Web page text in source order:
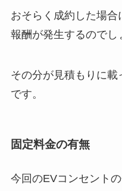
おそらく成約した場
報酬が発生するのでし
その分が見積もりに
です。
固定料金の有無
今回のEVコンセント